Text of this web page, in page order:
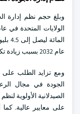
عام 2032 بسبب زيادة تكلفة صناعة المخدرات.
ومع تزايد الطلب على
الجودة في مجال
الصيدلانية الأولوية
على معايير عالية.